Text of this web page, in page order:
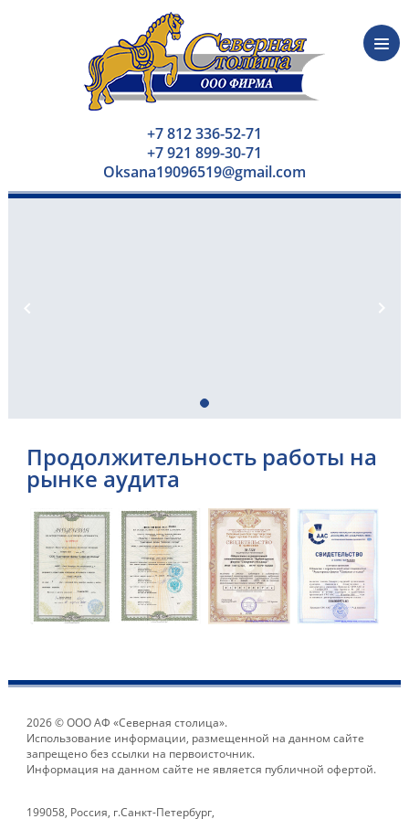
+7 812 336-52-71
+7 921 899-30-71
Oksana19096519@gmail.com
Продолжительность работы на
рынке аудита
2026 © ООО АФ «Северная столица».
Использование информации, размещенной на данном сайте
запрещено без ссылки на первоисточник.
Информация на данном сайте не является публичной офертой.
199058, Россия, г.Санкт-Петербург,